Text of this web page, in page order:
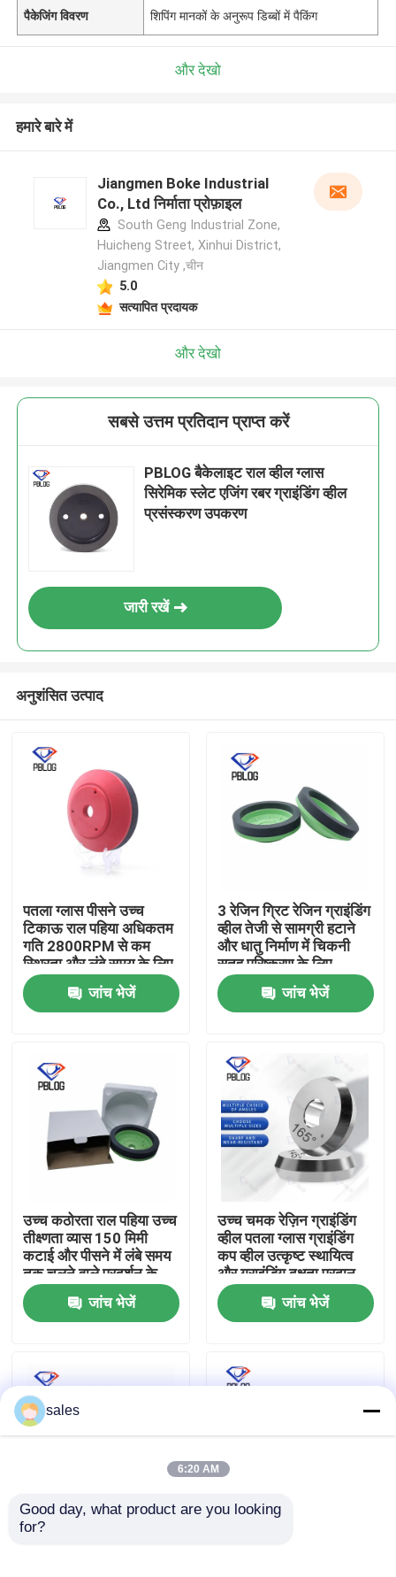
होम
उत्पाद
हमारे बारे में
फैक्टरी यात्रा
गुणवत्ता नियंत्रण
समाचार
हीरा पीसने का पहिया
पैकेजिंग विवरण शिपिंग मानकों के अनुरूप डिब्बों में पैकिंग
और देखो
हमारे बारे में
Jiangmen Boke Industrial
Co., Ltd निर्माता प्रोफ़ाइल
South Geng Industrial Zone,
Huicheng Street, Xinhui District,
Jiangmen City ,चीन
5.0
सत्यापित प्रदायक
और देखो
सबसे उत्तम प्रतिदान प्राप्त करें
PBLOG बैकेलाइट राल व्हील ग्लास
सिरेमिक स्लेट एजिंग रबर ग्राइंडिंग व्हील
प्रसंस्करण उपकरण
जारी रखें
अनुशंसित उत्पाद
पतला ग्लास पीसने उच्च
टिकाऊ राल पहिया अधिकतम
गति 2800RPM से कम
स्थिरता और लंबे समय के लिए
अनुकूलित की विशेषता
जांच भेजें
3 रेजिन ग्रिट रेजिन ग्राइंडिंग
व्हील तेजी से सामग्री हटाने
और धातु निर्माण में चिकनी
सतह परिष्करण के लिए
अनुकूलित
जांच भेजें
उच्च कठोरता राल पहिया उच्च
तीक्ष्णता व्यास 150 मिमी
कटाई और पीसने में लंबे समय
तक चलने वाले प्रदर्शन के
लिए इंजीनियर
जांच भेजें
उच्च चमक रेज़िन ग्राइंडिंग
व्हील पतला ग्लास ग्राइंडिंग
कप व्हील उत्कृष्ट स्थायित्व
और ग्राइंडिंग दक्षता प्रदान
करता है
जांच भेजें
पतली कांच की पीसने वाली
sales
6:20 AM
Good day, what product are you looking
for?